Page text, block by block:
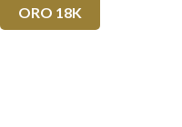
ORO 18K